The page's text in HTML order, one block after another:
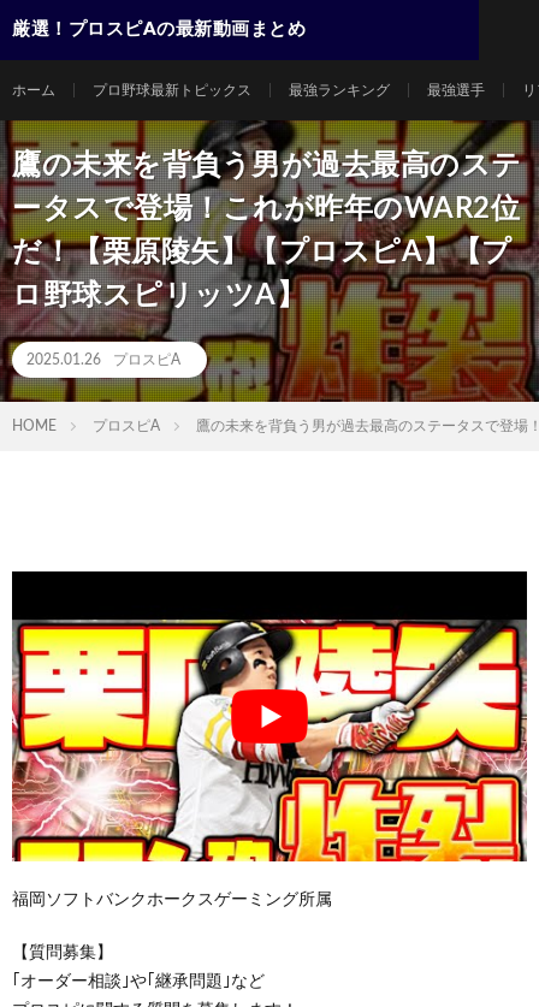
厳選！プロスピAの最新動画まとめ
ホーム プロ野球最新トピックス 最強ランキング 最強選手
鷹の未来を背負う男が過去最高のステ
ータスで登場！これが昨年のWAR2位
だ！【栗原陵矢】【プロスピA】【プ
ロ野球スピリッツA】
2025.01.26 プロスピA
HOME プロスピA 鷹の未来を背負う男が過去最高のステータスで登
福岡ソフトバンクホークスゲーミング所属
【質問募集】
｢オーダー相談｣や｢継承問題｣など